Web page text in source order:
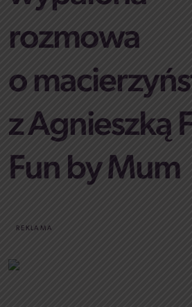
rozmowa
o
z Agnieszką
Fun by Mum
REKLAMA